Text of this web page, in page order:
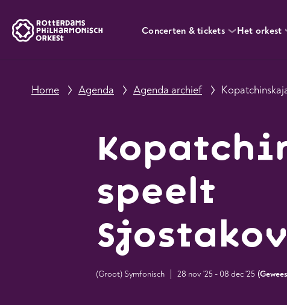
Concerten & tickets Het orkest
Home Agenda Agenda archief
speelt
(Groot) Symfonisch 28 nov '25 - 08 dec '25 (